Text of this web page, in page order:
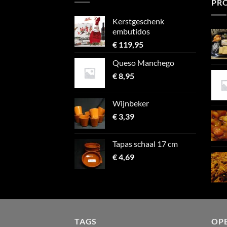
Kerstgeschenk
embutidos
€ 119,95
Queso Manchego
€8,95
Wijnbeker
€3,39
Tapas schaal 17 cm
€4,69
TAGS